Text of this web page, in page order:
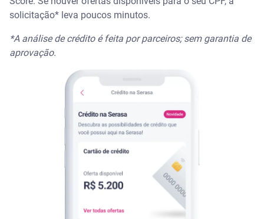
solicitação* leva poucos minutos.
*A análise de crédito é feita por parceiros; sem garantia de
aprovação.